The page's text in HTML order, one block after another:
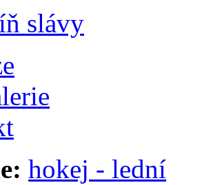
slávy
hokej - lední